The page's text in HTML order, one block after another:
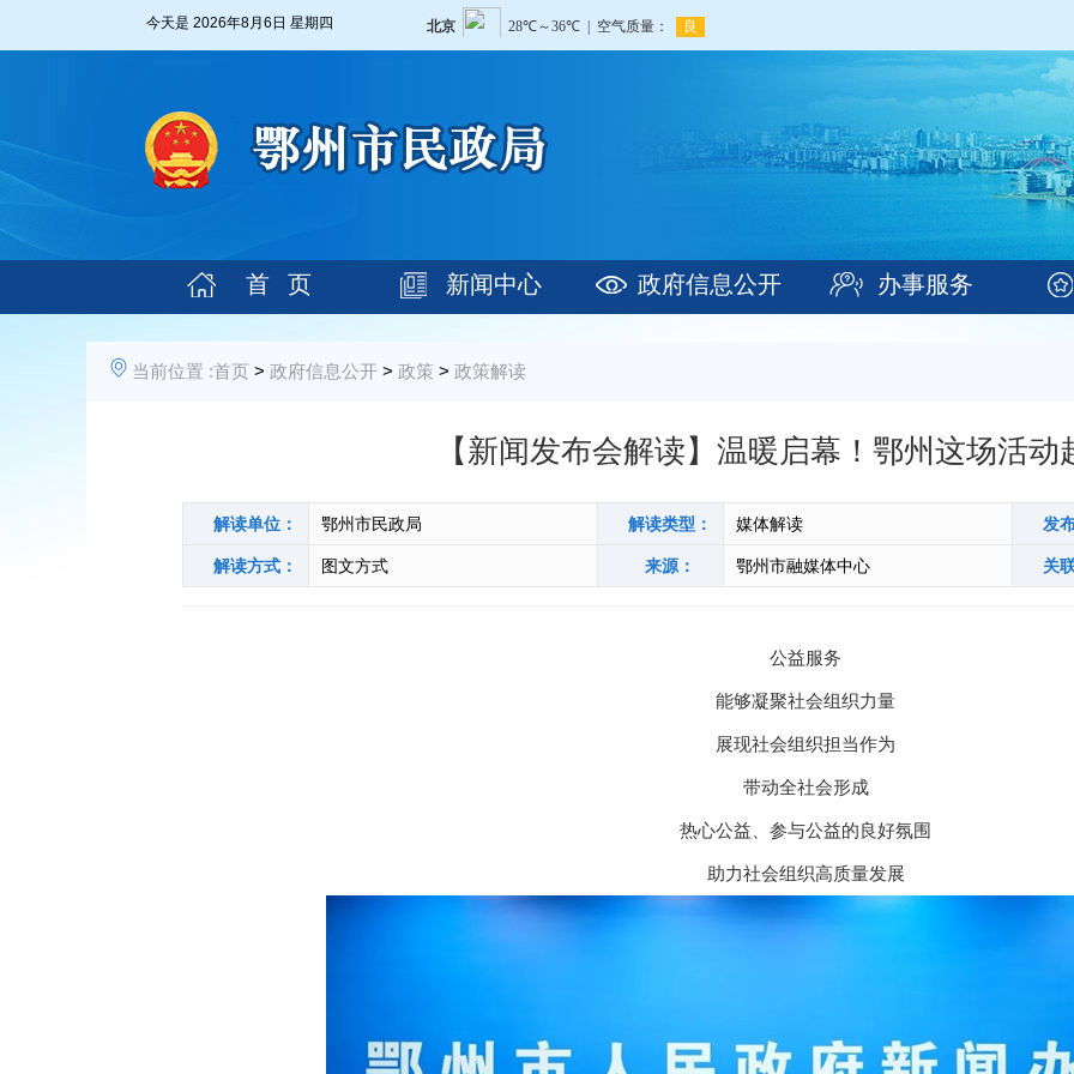
今天是 2026年8月6日 星期四
首 页 新闻中心 政府信息公开 办事服务
当前位置 :首页 > 政府信息公开 > 政策 > 政策解读
【新闻发布会解读】温暖启幕！鄂州这场活动
解读单位： 鄂州市民政局 解读类型： 媒体解读 发
解读方式： 图文方式 来源： 鄂州市融媒体中心 关
公益服务
能够凝聚社会组织力量
展现社会组织担当作为
带动全社会形成
热心公益、参与公益的良好氛围
助力社会组织高质量发展